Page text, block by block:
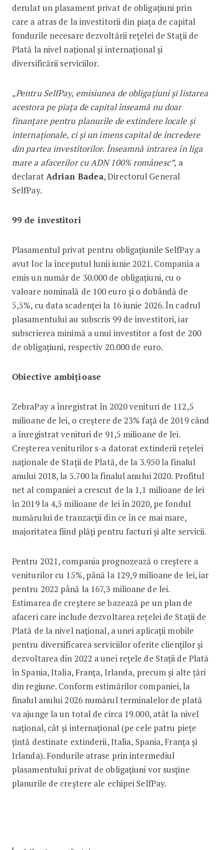
derulat un plasament privat de obligațiuni prin
care a atras de la investitorii din piața de capital
fondurile necesare dezvoltării rețelei de Stații de
Plată la nivel național și internațional și
diversificării serviciilor.
„Pentru SelfPay, emisiunea de obligațiuni și listarea
acestora pe piața de capital înseamă nu doar
finanțare pentru planurile de extindere locale și
internaționale, ci și un imens capital de încredere
din partea investitorilor. Înseamnă intrarea în liga
mare a afacerilor cu ADN 100% românesc”, a
declaratAdrian Badea, Directorul General
SelfPay.
99 de investitori
Plasamentul privat pentru obligațiunile SelfPay a
avut loc la începutul lunii iunie 2021. Compania a
emis un număr de 30.000 de obligațiuni, cu o
valoare nominală de 100 euro și o dobândă de
5,5%, cu data scadenței la 16 iunie 2026. În cadrul
plasamentului au subscris 99 de investitori, iar
subscrierea minimă a unui investitor a fost de 200
de obligațiuni, respectiv 20.000 de euro.
Obiective ambițioase
ZebraPay a înregistrat în 2020 venituri de 112,5
milioane de lei, o creștere de 23% față de 2019 când
a înregistrat venituri de 91,5 milioane de lei.
Creșterea veniturilor s-a datorat extinderii rețelei
naționale de Stații de Plată, de la 3.950 la finalul
anului 2018, la 5.700 la finalul anului 2020. Profitul
net al companiei a crescut de la 1,1 milioane de lei
în 2019 la 4,5 milioane de lei în 2020, pe fondul
numărului de tranzacții din ce în ce mai mare,
majoritatea fiind plăți pentru facturi și alte servicii.
Pentru 2021, compania prognozează o creștere a
veniturilor cu 15%, până la 129,9 milioane de lei, iar
pentru 2022 până la 167,3 milioane de lei.
Estimarea de creștere se bazează pe un plan de
afaceri care include dezvoltarea rețelei de Stații de
Plată de la nivel național, a unei aplicații mobile
pentru diversificarea serviciilor oferite clienților și
dezvoltarea din 2022 a unei rețele de Stații de Plată
în Spania, Italia, Franța, Irlanda, precum și alte țări
din regiune. Conform estimărilor companiei, la
finalul anului 2026 numărul terminalelor de plată
va ajunge la un total de circa 19.000, atât la nivel
național, cât și internațional (pe cele patru piețe
țintă destinate extinderii, Italia, Spania, Franța și
Irlanda). Fondurile atrase prin intermediul
plasamentului privat de obligațiuni vor susține
planurile de creștere ale echipei SelfPay.